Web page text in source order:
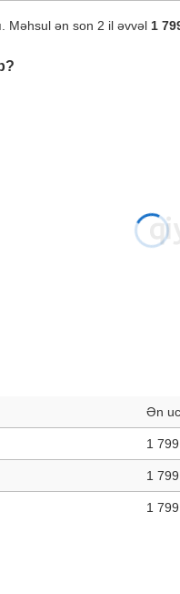
Məhsul ən son 2 il əvvəl 1
Ən
1
1
1